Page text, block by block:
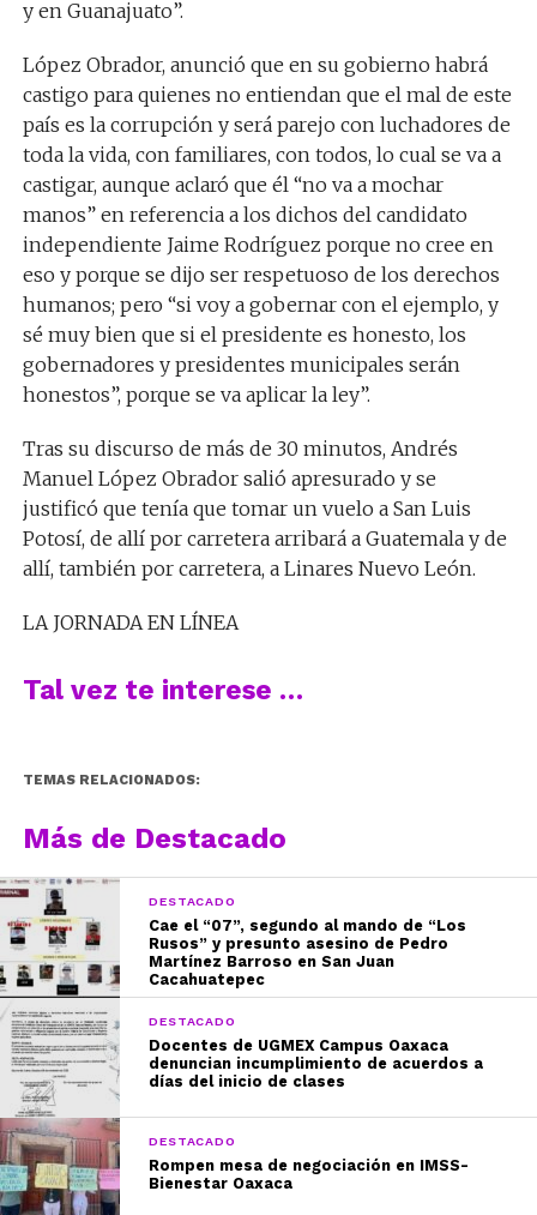
y en Guanajuato”.
López Obrador, anunció que en su gobierno habrá
castigo para quienes no entiendan que el mal de este
país es la corrupción y será parejo con luchadores de
toda la vida, con familiares, con todos, lo cual se va a
castigar, aunque aclaró que él “no va a mochar
manos” en referencia a los dichos del candidato
independiente Jaime Rodríguez porque no cree en
eso y porque se dijo ser respetuoso de los derechos
humanos; pero “si voy a gobernar con el ejemplo, y
sé muy bien que si el presidente es honesto, los
gobernadores y presidentes municipales serán
honestos”, porque se va aplicar la ley”.
Tras su discurso de más de 30 minutos, Andrés
Manuel López Obrador salió apresurado y se
justificó que tenía que tomar un vuelo a San Luis
Potosí, de allí por carretera arribará a Guatemala y de
allí, también por carretera, a Linares Nuevo León.
LA JORNADA EN LÍNEA
Tal vez te interese …
TEMAS RELACIONADOS:
Más de Destacado
DESTACADO
Cae el “07”, segundo al mando de “Los
Rusos” y presunto asesino de Pedro
Martínez Barroso en San Juan
Cacahuatepec
DESTACADO
Docentes de UGMEX Campus Oaxaca
denuncian incumplimiento de acuerdos a
días del inicio de clases
DESTACADO
Rompen mesa de negociación en IMSS-
Bienestar Oaxaca